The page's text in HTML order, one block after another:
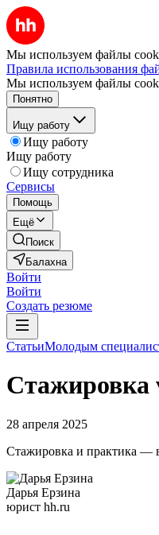
Мы используем файлы
Правила использования
Мы используем файлы
Понятно
Ищу работу
Ищу работу
Ищу работу
Ищу сотрудника
Сервисы
Помощь
Ещё
Поиск
Балахна
Войти
Войти
Создать резюме
СтатьиМолодым
Стажировка
28 апреля 2025
Стажировка и практика —
Дарья Ерзина
юрист hh.ru